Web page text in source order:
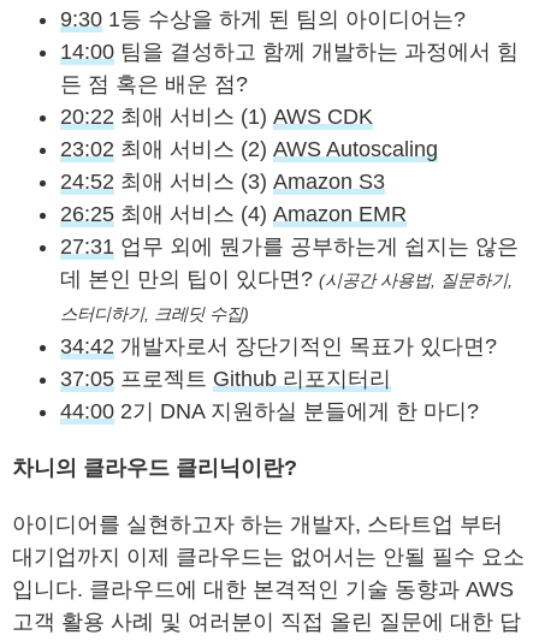
9:30 1등 수상을 하게 된 팀의 아이디어는?
14:00 팀을 결성하고 함께 개발하는 과정에서 힘
든 점 혹은 배운 점?
20:22 최애 서비스 (1) AWS CDK
23:02 최애 서비스 (2) AWS Autoscaling
24:52 최애 서비스 (3) Amazon S3
26:25 최애 서비스 (4) Amazon EMR
27:31 업무 외에 뭔가를 공부하는게 쉽지는 않은
데 본인 만의 팁이 있다면? (시공간 사용법, 질문하기,
스터디하기, 크레딧 수집)
34:42 개발자로서 장단기적인 목표가 있다면?
37:05 프로젝트 Github 리포지터리
44:00 2기 DNA 지원하실 분들에게 한 마디?
차니의 클라우드 클리닉이란?
아이디어를 실현하고자 하는 개발자, 스타트업 부터
대기업까지 이제 클라우드는 없어서는 안될 필수 요소
입니다. 클라우드에 대한 본격적인 기술 동향과 AWS
고객 활용 사례 및 여러분이 직접 올린 질문에 대한 답